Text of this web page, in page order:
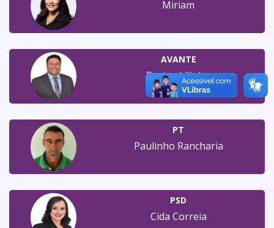
Miriam
AVANTE
Pastor Lilinho
PT
Paulinho Rancharia
PSD
Cida Correia